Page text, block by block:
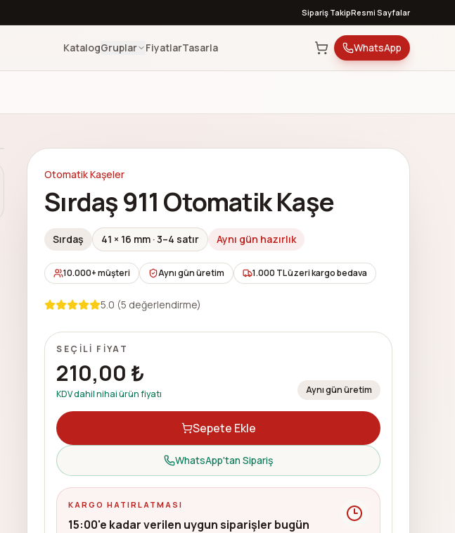
Sipariş TakipResmi Sayfalar
KatalogGruplar FiyatlarTasarla WhatsApp
Otomatik Kaşeler
Sırdaş 911 Otomatik Kaşe
Sırdaş 41 × 16 mm ·3–4 satır Aynı gün hazırlık
10.000+ müşteri Aynı gün üretim 1.000 TL üzeri kargo bedava
5.0 (5 değerlendirme)
SEÇILI FIYAT
210,00 ₺
KDV dahil nihai ürün fiyatı Aynı gün üretim
Sepete Ekle
WhatsApp'tan Sipariş
KARGO HATIRLATMASI
15:00'e kadar verilen uygun siparişler bugün